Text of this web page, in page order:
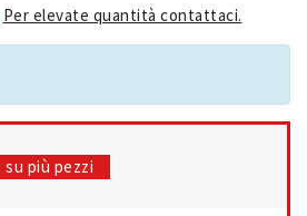
Per elevate quantità contattaci.
su più pezzi